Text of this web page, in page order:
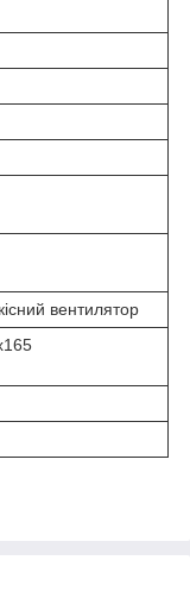
вентилятор